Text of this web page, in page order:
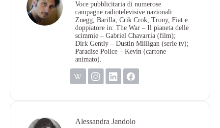
Voce pubblicitaria di numerose
campagne radiotelevisive nazionali:
Zuegg, Barilla, Crik Crok, Trony, Fiat e
doppiatore in: The War – Il pianeta delle
scimmie – Gabriel Chavarria (film);
Dirk Gently – Dustin Milligan (serie tv);
Paradise Police – Kevin (cartone
animato).
Alessandra Jandolo